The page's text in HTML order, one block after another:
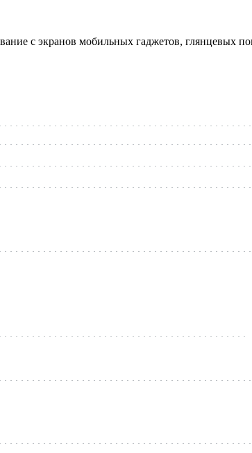
с экранов мобильных гаджетов, глянцевых